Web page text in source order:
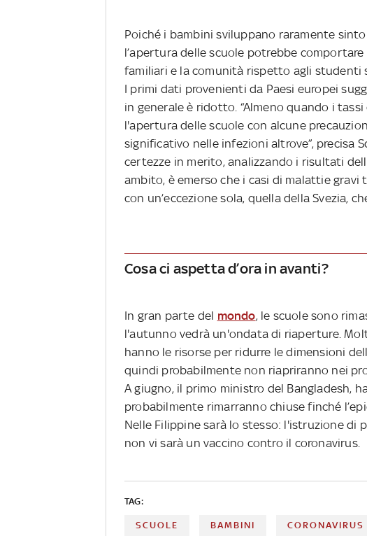
Poiché i bambini sviluppano raramente
l’apertura delle scuole potrebbe
familiari e la comunità rispetto agli studenti
I primi dati provenienti da Paesi europei
in generale è ridotto. “Almeno quando i
l'apertura delle scuole con alcune
significativo nelle infezioni altrove”, precisa
certezze in merito, analizzando i risultati
ambito, è emerso che i casi di malattie
con un’eccezione sola, quella della Svezia,
Cosa ci aspetta d’ora in avanti?
In gran parte del mondo, le scuole sono
l'autunno vedrà un'ondata di riaperture.
hanno le risorse per ridurre le dimensioni
quindi probabilmente non riapriranno nei
A giugno, il primo ministro del Bangladesh,
probabilmente rimarranno chiuse finché
Nelle Filippine sarà lo stesso: l'istruzione di
non vi sarà un vaccino contro il coronavirus.
TAG:
SCUOLE BAMBINI CORONAVIRUS